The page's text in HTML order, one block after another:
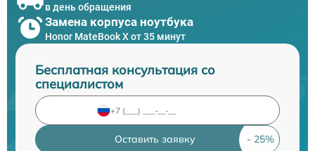
в день обращения
Замена корпуса ноутбука
Honor MateBook X от 35 минут
Бесплатная консультация со
специалистом
Оставить заявку